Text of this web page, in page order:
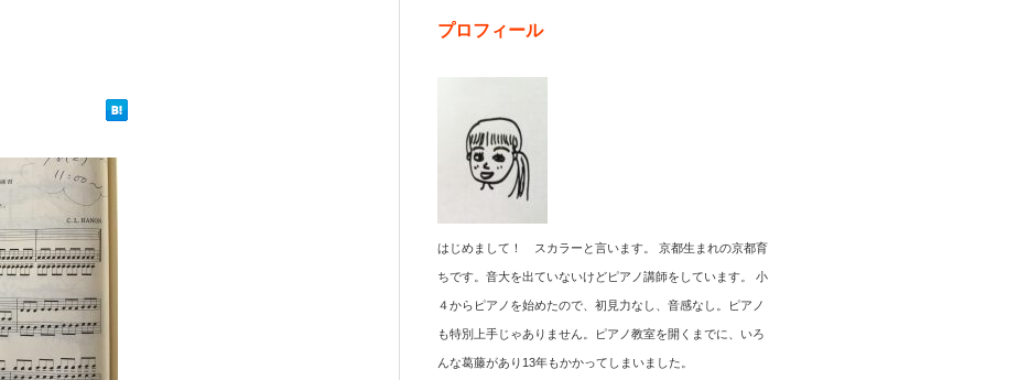
プロフィール
はじめまして！ スカラーと言います。 京都生まれの京都育
ちです。音大を出ていないけどピアノ講師をしています。 小
４からピアノを始めたので、初見力なし、音感なし。ピアノ
も特別上手じゃありません。ピアノ教室を開くまでに、いろ
んな葛藤があり13年もかかってしまいました。